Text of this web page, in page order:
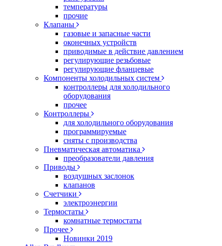
температуры
прочие
Клапаны
газовые и запасные части
оконечных устройств
приводимые в действие давлением
регулирующие резьбовые
регулирующие фланцевые
Компоненты холодильных систем
контроллеры для холодильного
оборудования
прочее
Контроллеры
для холодильного оборудования
программируемые
сняты с производства
Пневматическая автоматика
преобразователи давления
Приводы
воздушных заслонок
клапанов
Счетчики
электроэнергии
Термостаты
комнатные термостаты
Прочее
Новинки 2019